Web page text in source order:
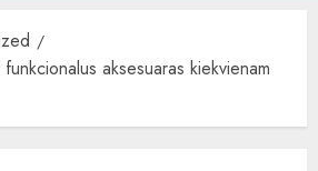
aksesuaras kiekvienam